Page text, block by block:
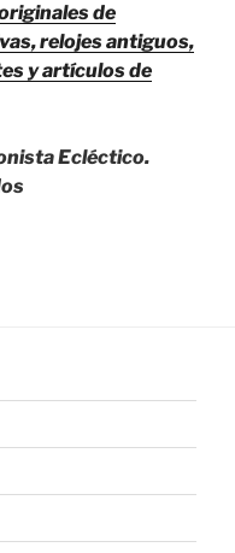
de
relojes antiguos,
y artículos de
Ecléctico.